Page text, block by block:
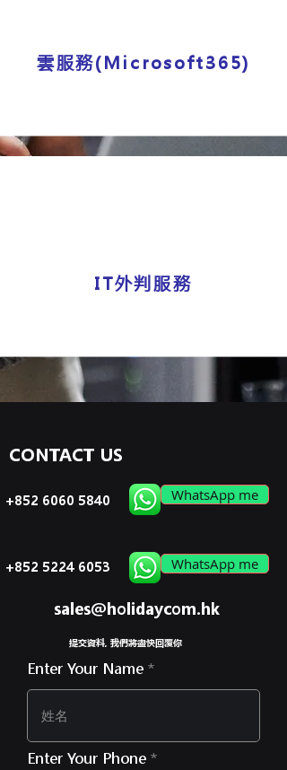
雲服務(Microsoft365)
IT外判服務
CONTACT US
+852 6060 5840
+852 5224 6053
WhatsApp me
WhatsApp me
sales@holidaycom.hk
提交資料, 我們將盡快回覆你
Enter Your Name
Enter Your Phone